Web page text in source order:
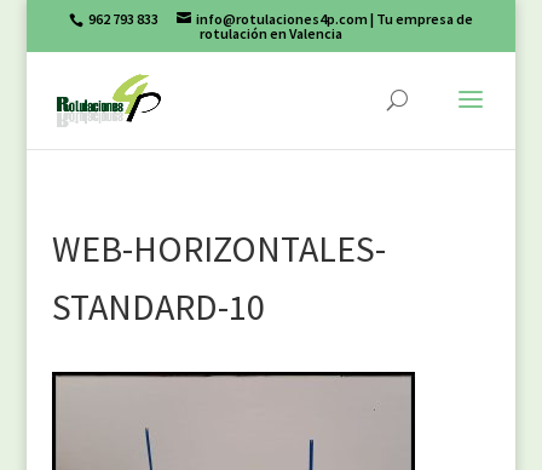
962 793 833 info@rotulaciones4p.com | Tu empresa de
rotulación en Valencia
WEB-HORIZONTALES-
STANDARD-10